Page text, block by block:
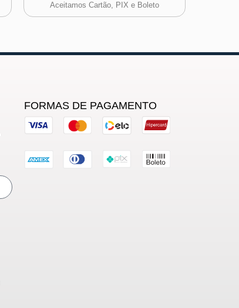
Aceitamos Cartão, PIX e Boleto
FORMAS DE PAGAMENTO